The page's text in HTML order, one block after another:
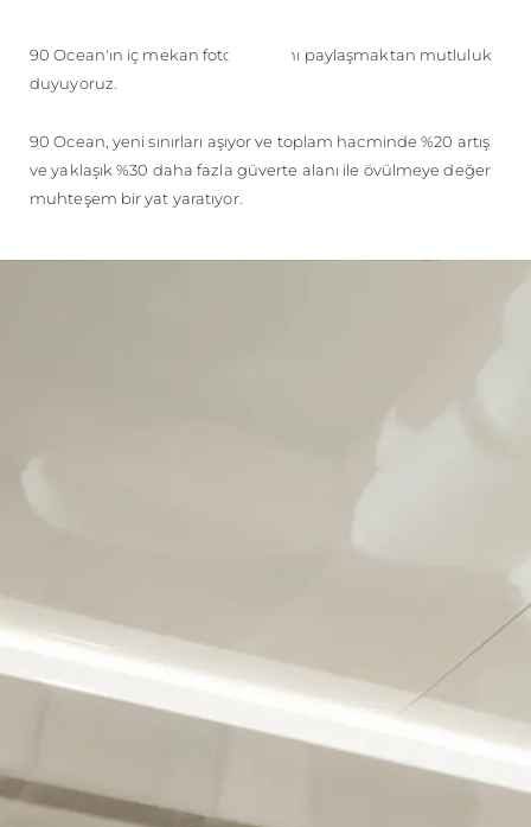
90 Ocean'ın iç mekan fotoğraflarını paylaşmaktan mutluluk
duyuyoruz.
90 Ocean, yeni sınırları aşıyor ve toplam hacminde %20 artış
ve yaklaşık %30 daha fazla güverte alanı ile övülmeye değer
muhteşem bir yat yaratıyor.